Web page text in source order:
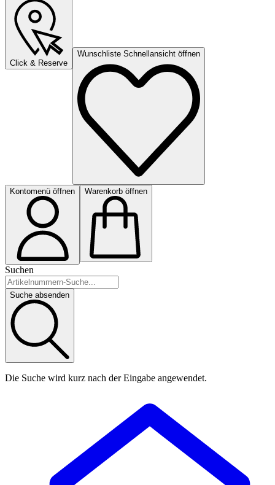
Click & Reserve
Wunschliste Schnellansicht öffnen
Kontomenü öffnen Warenkorb öffnen
Suchen
Suche absenden
Die Suche wird kurz nach der Eingabe angewendet.